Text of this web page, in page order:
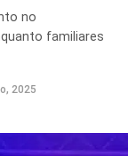
no
familiares
2025